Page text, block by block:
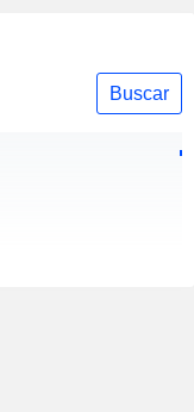
Buscar